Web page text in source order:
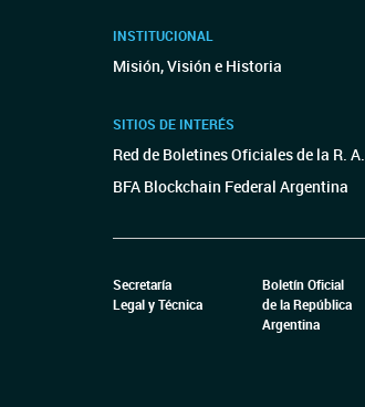
INSTITUCIONAL
Misión, Visión e Historia
SITIOS DE INTERÉS
Red de Boletines Oficiales de la R. A.
BFA Blockchain Federal Argentina
Secretaría
Legal y Técnica
Boletín Oficial
de la República
Argentina